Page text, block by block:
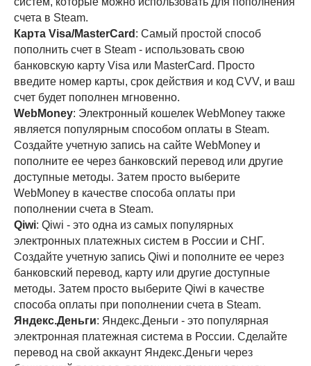
счета в Steam.
Карта Visa/MasterCard : Самый простой способ
пополнить счет в Steam - использовать свою
банковскую карту Visa или MasterCard. Просто
введите номер карты, срок действия и код CVV, и ваш
счет будет пополнен мгновенно.
WebMoney: Электронный кошелек WebMoney также
является популярным способом оплаты в Steam.
Создайте учетную запись на сайте WebMoney и
пополните ее через банковский перевод или другие
доступные методы. Затем просто выберите
WebMoney в качестве способа оплаты при
пополнении счета в Steam.
Qiwi: Qiwi - это одна из самых популярных
электронных платежных систем в России и СНГ.
Создайте учетную запись Qiwi и пополните ее через
банковский перевод, карту или другие доступные
методы. Затем просто выберите Qiwi в качестве
способа оплаты при пополнении счета в Steam.
Яндекс.Деньги: Яндекс.Деньги - это популярная
электронная платежная система в России. Сделайте
перевод на свой аккаунт Яндекс.Деньги через